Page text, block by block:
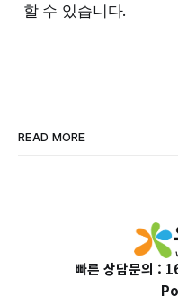
할 수 있습니다.
READ MORE
빠른 상담문의 :